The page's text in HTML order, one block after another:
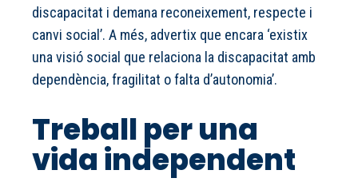
discapacitat i demana reconeixement, respecte i
canvi social’. A més, advertix que encara ‘existix
una visió social que relaciona la discapacitat amb
dependència, fragilitat o falta d’autonomia’.
Treball per una
vida independent